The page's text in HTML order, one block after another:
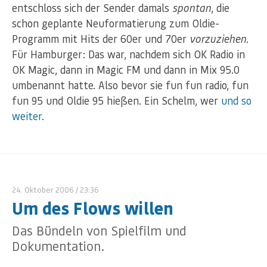
entschloss sich der Sender damals spontan, die
schon geplante Neuformatierung zum Oldie-
Programm mit Hits der 60er und 70er vorzuziehen.
Für Hamburger: Das war, nachdem sich OK Radio in
OK Magic, dann in Magic FM und dann in Mix 95.0
umbenannt hatte. Also bevor sie fun fun radio, fun
fun 95 und Oldie 95 hießen. Ein Schelm, wer und so
weiter.
24. Oktober 2006 / 23:36
Um des Flows willen
Das Bündeln von Spielfilm und
Dokumentation.